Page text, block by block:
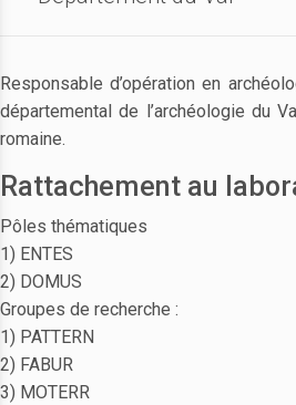
Responsable d’opération en
départemental de l’archéologie du
romaine.
Rattachement au
Pôles thématiques
1) ENTES
2) DOMUS
Groupes de recherche :
1) PATTERN
2) FABUR
3) MOTERR